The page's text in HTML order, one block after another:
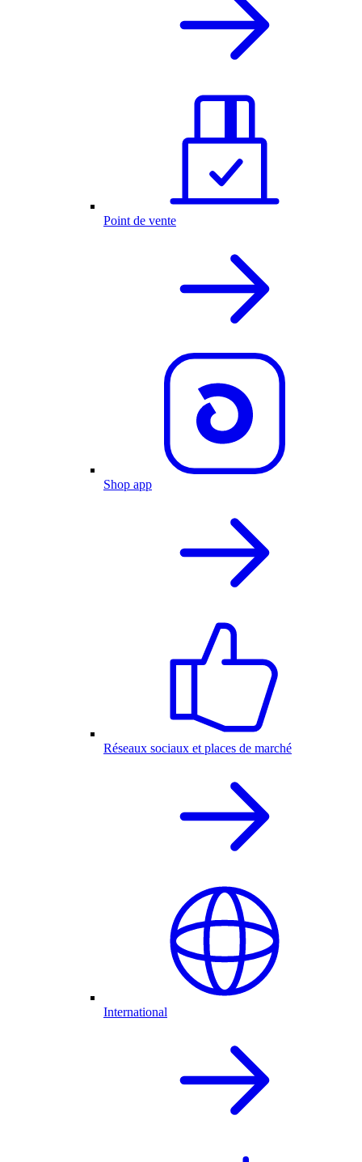
Point de vente
Shop app
Réseaux sociaux et places de marché
International